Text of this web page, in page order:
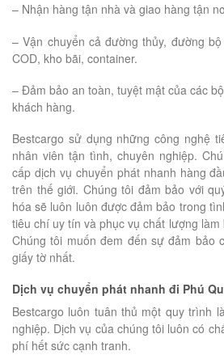
– Nhận hàng tận nhà và giao hàng tận
– Vận chuyển cả đường thủy, đường
COD, kho bãi, container.
– Đảm bảo an toàn, tuyệt mật của các
khách hàng.
Bestcargo sử dụng những công nghệ
nhân viên tận tình, chuyên nghiệp.
cấp dịch vụ chuyển phát nhanh hàng
trên thế giới. Chúng tôi đảm bảo với
hóa sẽ luôn luôn được đảm bảo trong
tiêu chí uy tín và phục vụ chất lượng làm
Chúng tôi muốn đem đến sự đảm bảo
giấy tờ nhất.
Dịch vụ chuyển phát nhanh đi Phú
Bestcargo luôn tuân thủ một quy trình
nghiệp. Dịch vụ của chúng tôi luôn có
phí hết sức cạnh tranh.